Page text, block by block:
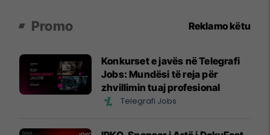
Promo Reklamo këtu
Konkurset e javës në Telegrafi
Jobs: Mundësi të reja për
zhvillimin tuaj profesional
Telegrafi Jobs